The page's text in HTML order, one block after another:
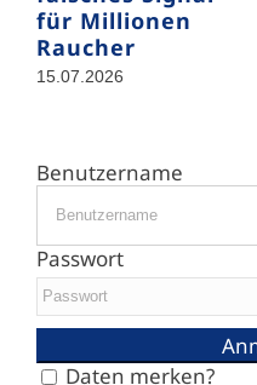
für Millionen
Raucher
15.07.2026
Benutzername
Passwort
Daten merken?